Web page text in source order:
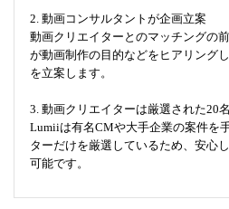
2. 動画コンサルタントが企画立案
動画クリエイターとのマッチングの
が動画制作の目的などをヒアリング
を立案します。
3. 動画クリエイターは厳選された20
Lumiiは有名CMや大手企業の案件を
ターだけを厳選しているため、安心
可能です。